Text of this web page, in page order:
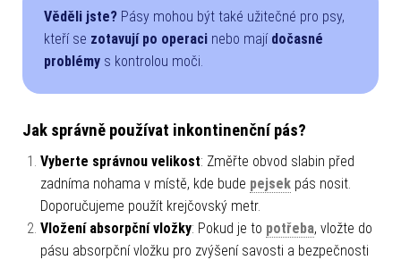
Věděli jste? Pásy mohou být také užitečné pro psy,
kteří se zotavují po operaci nebo mají dočasné
problémy s kontrolou moči.
Jak správně používat inkontinenční pás?
Vyberte správnou velikost: Změřte obvod slabin před
zadníma nohama v místě, kde bude pejsek pás nosit.
Doporučujeme použít krejčovský metr.
Vložení absorpční vložky: Pokud je to potřeba, vložte do
pásu absorpční vložku pro zvýšení savosti a bezpečnosti